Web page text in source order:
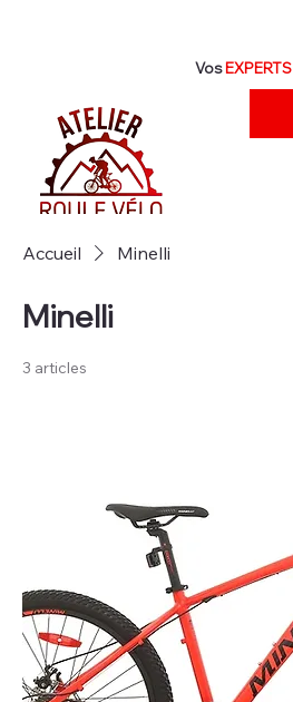
VosEXPERTS
Accueil Minelli
Minelli
3 articles